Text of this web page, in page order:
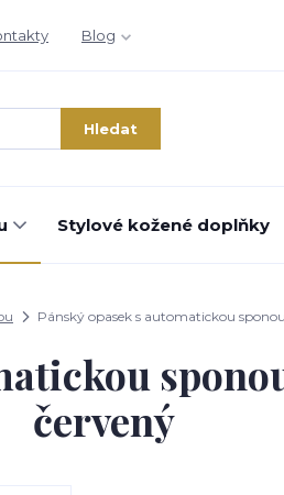
Blog
Hledat
Stylové kožené doplňky
Pánský opasek s automatickou
červený